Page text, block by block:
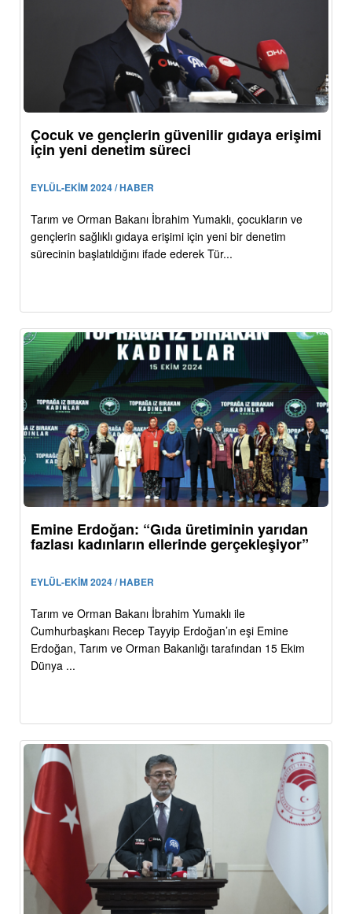
Çocuk ve gençlerin güvenilir gıdaya erişimi
için yeni denetim süreci
EYLÜL-EKİM 2024 / HABER
Tarım ve Orman Bakanı İbrahim Yumaklı, çocukların ve
gençlerin sağlıklı gıdaya erişimi için yeni bir denetim
sürecinin başlatıldığını ifade ederek Tür...
Emine Erdoğan: “Gıda üretiminin yarıdan
fazlası kadınların ellerinde gerçekleşiyor”
EYLÜL-EKİM 2024 / HABER
Tarım ve Orman Bakanı İbrahim Yumaklı ile
Cumhurbaşkanı Recep Tayyip Erdoğan’ın eşi Emine
Erdoğan, Tarım ve Orman Bakanlığı tarafından 15 Ekim
Dünya ...